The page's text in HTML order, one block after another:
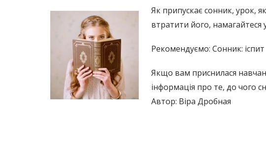
Як припускає сонник, урок,
втратити його, намагайтеся
Рекомендуємо: Сонник: іспит
Якщо вам приснилася
інформація про те, до чого
Автор: Віра Дробная